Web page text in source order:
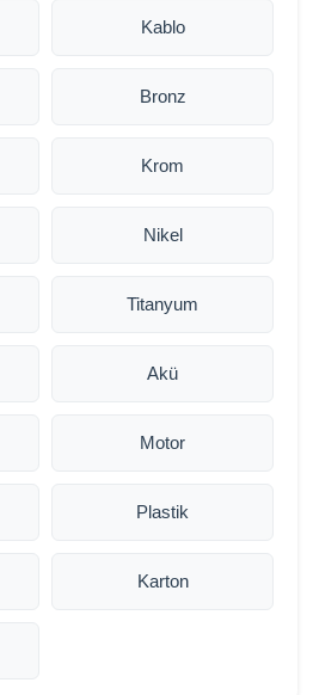
Kablo
Bronz
Krom
Nikel
Titanyum
Akü
Motor
Plastik
Karton